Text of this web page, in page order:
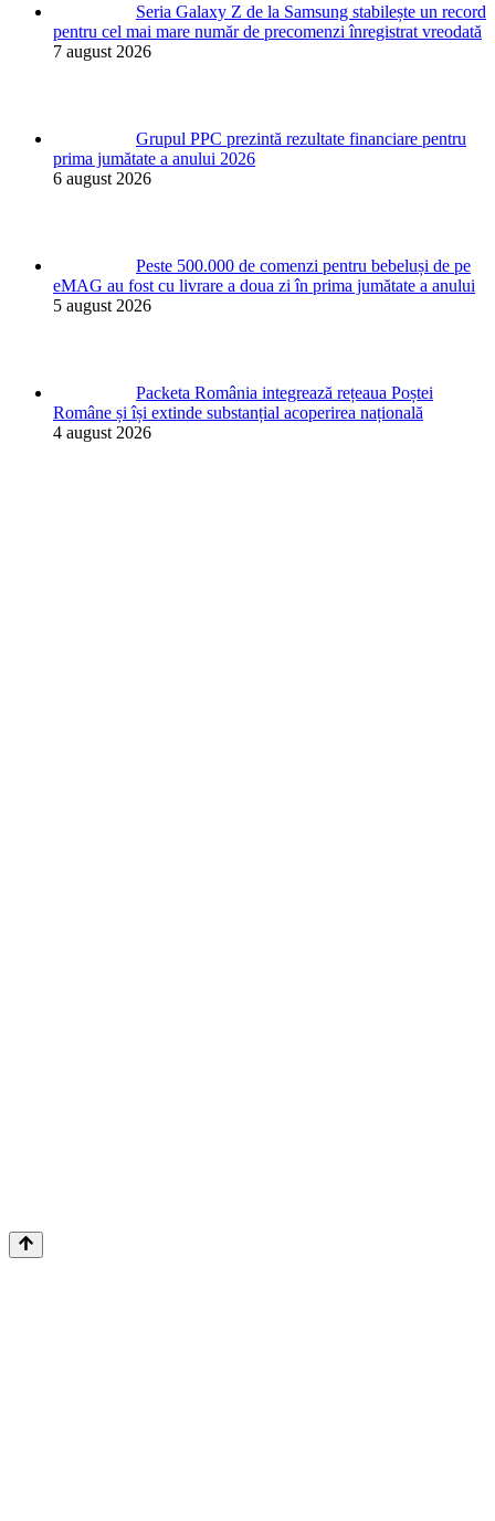
Seria Galaxy Z de la Samsung stabilește un record
pentru cel mai mare număr de precomenzi înregistrat vreodată
7 august 2026
Grupul PPC prezintă rezultate financiare pentru
prima jumătate a anului 2026
6 august 2026
Peste 500.000 de comenzi pentru bebeluși de pe
eMAG au fost cu livrare a doua zi în prima jumătate a anului
5 august 2026
Packeta România integrează rețeaua Poștei
Române și își extinde substanțial acoperirea națională
4 august 2026